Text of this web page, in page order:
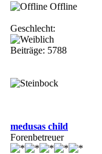
Offline
Geschlecht:
Beiträge: 5788
medusas child
Forenbetreuer